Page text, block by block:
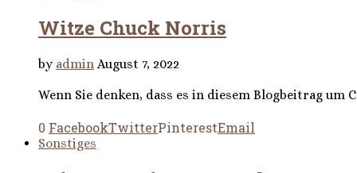
Witze Chuck Norris
by admin August 7, 2022
Wenn Sie denken, dass es in diesem Blogbeitrag
0 FacebookTwitterPinterestEmail
Sonstiges